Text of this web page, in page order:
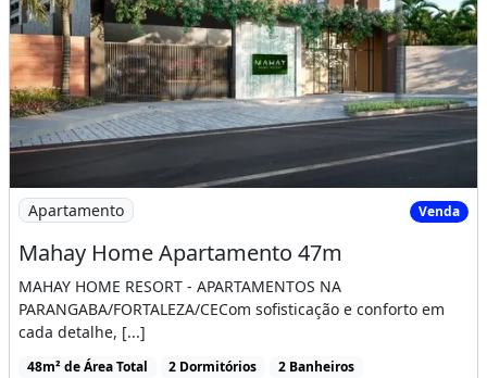
12 pavimentos com 2 elevadores
10 apartamentos por andar, todos nascentes
MAIORES INFORMAÇÕES:
Creci 11.584
Contato:
( 8 5 ) 9 8 1 2 1 . 1 5 2 0 (Whatsapp)
E-mail: flaviocimoveis@gmail.com
Imagem: Mahay Home Apartamento 47m
Apartamento Venda
Mahay Home Apartamento 47m
MAHAY HOME RESORT - APARTAMENTOS NA
PARANGABA/FORTALEZA/CECom sofisticação e conforto em
cada detalhe, [...]
48m² de Área Total 2 Dormitórios 2 Banheiros